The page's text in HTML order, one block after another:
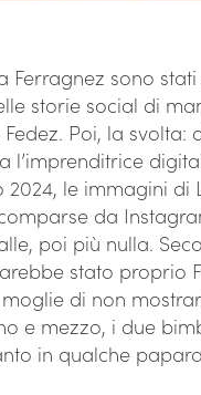
Ferragnez sono
storie social di
Poi, la svolta:
l’imprenditrice
2024, le immagini di
da
poi più nulla.
stato proprio
moglie di non
e mezzo, i due
in qualche